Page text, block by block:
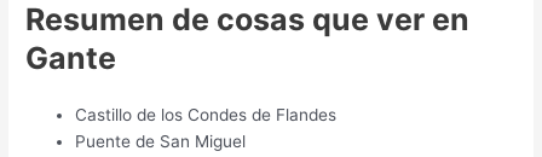
Resumen de cosas que ver en
Gante
Castillo de los Condes de Flandes
Puente de San Miguel